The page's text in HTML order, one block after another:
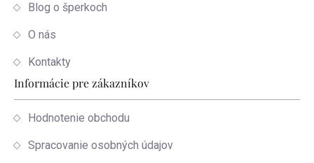
Blog o šperkoch
O nás
Kontakty
Informácie pre zákazníkov
Hodnotenie obchodu
Spracovanie osobných údajov